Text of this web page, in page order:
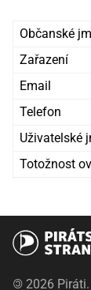
Občanské
Zařazení
Email
Telefon
Uživatelské
Totožnost
© 2026